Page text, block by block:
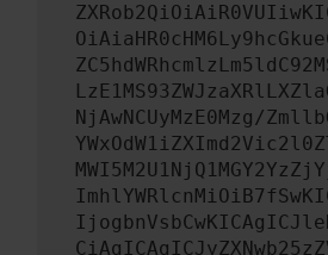
NjAwNCUyMzE0Mzg/